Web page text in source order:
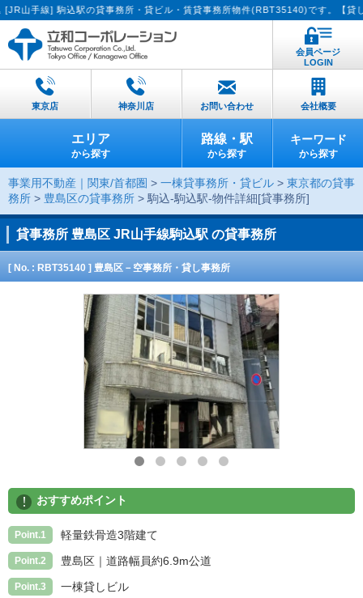
] 駒込駅の貸事務所・貸ビル・賃貸事務所物件(RBT35140)です。【貸したい方
会員ページ
LOGIN
東京店 神奈川店 お問い合わせ 会社概要
エリア
から探す
路線・駅
から探す
キーワード
から探す
事業用不動産｜関東/首都圏 > 一棟貸事務所・貸ビル > 東京都の貸事
務所 > 豊島区の貸事務所 > 駒込-駒込駅-物件詳細[貸事務所]
貸事務所 豊島区 JR山手線駒込駅 の貸事務所
[ No. : RBT35140 ] 豊島区－空事務所・貸し事務所
! おすすめポイント
Point.1 軽量鉄骨造3階建て
Point.2 豊島区｜道路幅員約6.9m公道
Point.3 一棟貸しビル